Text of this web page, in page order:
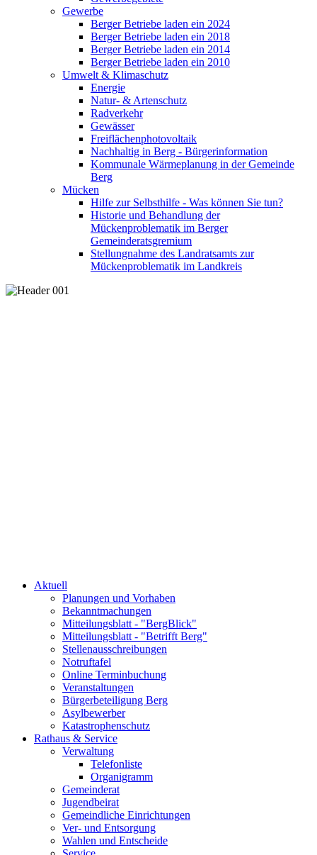
Gewerbe
Berger Betriebe laden ein 2024
Berger Betriebe laden ein 2018
Berger Betriebe laden ein 2014
Berger Betriebe laden ein 2010
Umwelt & Klimaschutz
Energie
Natur- & Artenschutz
Radverkehr
Gewässer
Freiflächenphotovoltaik
Nachhaltig in Berg - Bürgerinformation
Kommunale Wärmeplanung in der Gemeinde
Berg
Mücken
Hilfe zur Selbsthilfe - Was können Sie tun?
Historie und Behandlung der
Mückenproblematik im Berger
Gemeinderatsgremium
Stellungnahme des Landratsamts zur
Mückenproblematik im Landkreis
Aktuell
Planungen und Vorhaben
Bekanntmachungen
Mitteilungsblatt - "BergBlick"
Mitteilungsblatt - "Betrifft Berg"
Stellenausschreibungen
Notruftafel
Online Terminbuchung
Veranstaltungen
Bürgerbeteiligung Berg
Asylbewerber
Katastrophenschutz
Rathaus & Service
Verwaltung
Telefonliste
Organigramm
Gemeinderat
Jugendbeirat
Gemeindliche Einrichtungen
Ver- und Entsorgung
Wahlen und Entscheide